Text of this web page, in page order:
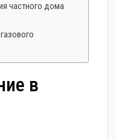
частного дома
в